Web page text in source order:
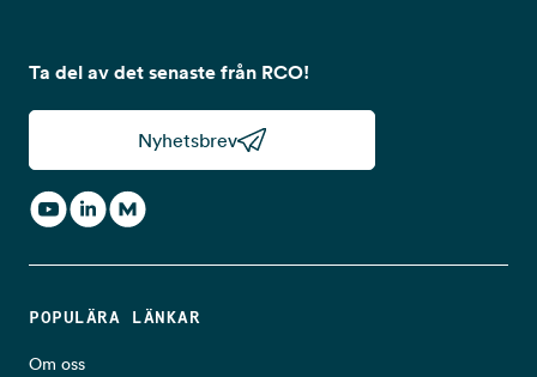
Ta del av det senaste från RCO!
Nyhetsbrev
POPULÄRA LÄNKAR
Om oss